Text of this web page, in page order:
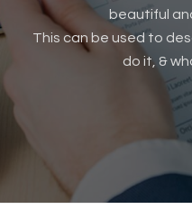
beautiful
This can be used to
do it, &